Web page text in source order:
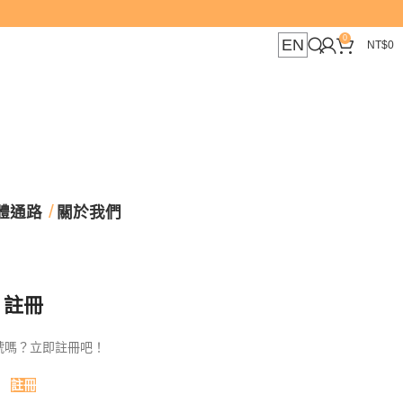
EN 0
NT$0
通路 關於我們
註冊
？立即註冊吧！
註冊